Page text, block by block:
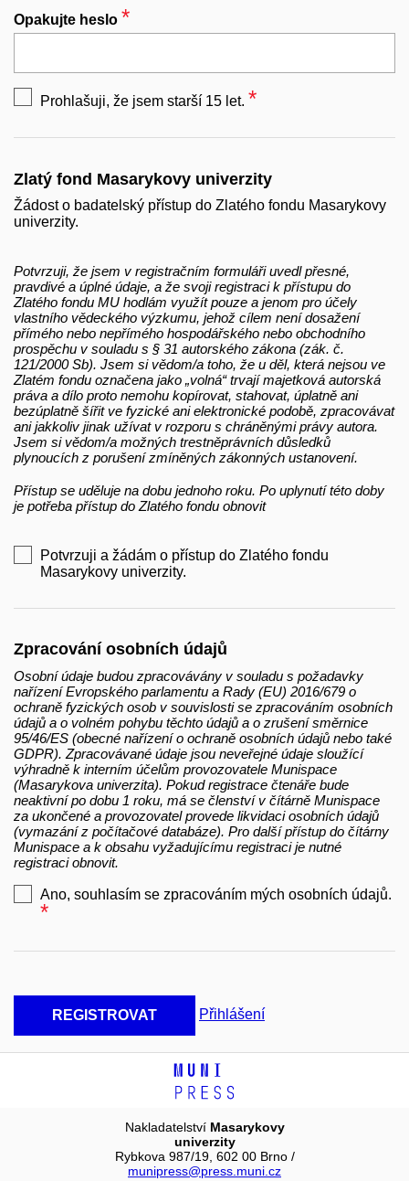
Opakujte heslo *
Prohlašuji, že jsem starší 15 let. *
Zlatý fond Masarykovy univerzity
Žádost o badatelský přístup do Zlatého fondu Masarykovy
univerzity.
Potvrzuji, že jsem v registračním formuláři uvedl přesné,
pravdivé a úplné údaje, a že svoji registraci k přístupu do
Zlatého fondu MU hodlám využít pouze a jenom pro účely
vlastního vědeckého výzkumu, jehož cílem není dosažení
přímého nebo nepřímého hospodářského nebo obchodního
prospěchu v souladu s § 31 autorského zákona (zák. č.
121/2000 Sb). Jsem si vědom/a toho, že u děl, která nejsou ve
Zlatém fondu označena jako „volná“ trvají majetková autorská
práva a dílo proto nemohu kopírovat, stahovat, úplatně ani
bezúplatně šířit ve fyzické ani elektronické podobě, zpracovávat
ani jakkoliv jinak užívat v rozporu s chráněnými právy autora.
Jsem si vědom/a možných trestněprávních důsledků
plynoucích z porušení zmíněných zákonných ustanovení.
Přístup se uděluje na dobu jednoho roku. Po uplynutí této doby
je potřeba přístup do Zlatého fondu obnovit
Potvrzuji a žádám o přístup do Zlatého fondu
Masarykovy univerzity.
Zpracování osobních údajů
Osobní údaje budou zpracovávány v souladu s požadavky
nařízení Evropského parlamentu a Rady (EU) 2016/679 o
ochraně fyzických osob v souvislosti se zpracováním osobních
údajů a o volném pohybu těchto údajů a o zrušení směrnice
95/46/ES (obecné nařízení o ochraně osobních údajů nebo také
GDPR). Zpracovávané údaje jsou neveřejné údaje sloužící
výhradně k interním účelům provozovatele Munispace
(Masarykova univerzita). Pokud registrace čtenáře bude
neaktivní po dobu 1 roku, má se členství v čítárně Munispace
za ukončené a provozovatel provede likvidaci osobních údajů
(vymazání z počítačové databáze). Pro další přístup do čítárny
Munispace a k obsahu vyžadujícímu registraci je nutné
registraci obnovit.
Ano, souhlasím se zpracováním mých osobních údajů.
*
REGISTROVAT Přihlášení
Nakladatelství Masarykovy
univerzity
Rybkova 987/19, 602 00 Brno /
munipress@press.muni.cz